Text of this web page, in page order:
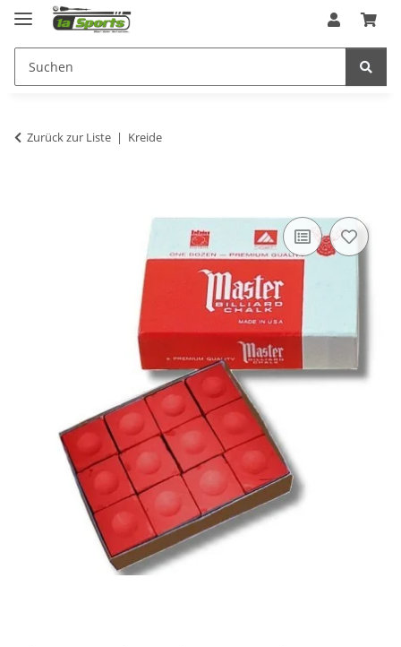
Zurück zur Liste Kreide